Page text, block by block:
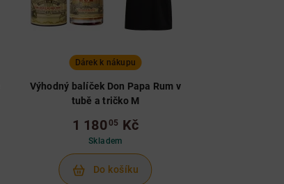
Dárek k nákupu
Výhodný balíček Don Papa Rum v
tubě a tričko M
1 18005 Kč
Skladem
Do košíku